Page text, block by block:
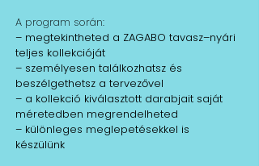
A program során:
– megtekintheted a ZAGABO tavasz–nyári
teljes kollekcióját
– személyesen találkozhatsz és
beszélgethetsz a tervezővel
– a kollekció kiválasztott darabjait saját
méretedben megrendelheted
– különleges meglepetésekkel is
készülünk